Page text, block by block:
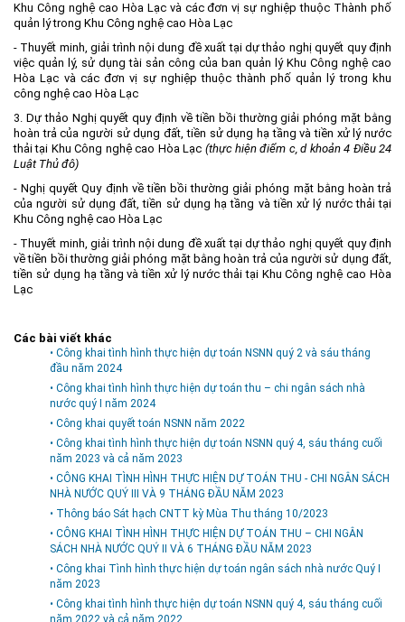
Khu Công nghệ cao Hòa Lạc và các đơn vị sự nghiệp thuộc Thành phố
quản lý trong Khu Công nghệ cao Hòa Lạc
- Thuyết minh, giải trình nội dung đề xuất tại dự thảo nghị quyết quy định
việc quản lý, sử dụng tài sản công của ban quản lý Khu Công nghệ cao
Hòa Lạc và các đơn vị sự nghiệp thuộc thành phố quản lý trong khu
công nghệ cao Hòa Lạc
3. Dự thảo Nghị quyết quy định về tiền bồi thường giải phóng mặt bằng
hoàn trả của người sử dụng đất, tiền sử dụng hạ tầng và tiền xử lý nước
thải tại Khu Công nghệ cao Hòa Lạc (thực hiện điểm c, d khoản 4 Điều 24
Luật Thủ đô)
-Nghị quyết Quy định về tiền bồi thường giải phóng mặt bằng hoàn trả
của người sử dụng đất, tiền sử dụng hạ tầng và tiền xử lý nước thải tại
Khu Công nghệ cao Hòa Lạc
- Thuyết minh, giải trình nội dung đề xuất tại dự thảo nghị quyết quy định
về tiền bồi thường giải phóng mặt bằng hoàn trả của người sử dụng đất,
tiền sử dụng hạ tầng và tiền xử lý nước thải tại Khu Công nghệ cao Hòa
Lạc
Các bài viết khác
• Công khai tình hình thực hiện dự toán NSNN quý 2 và sáu tháng
đầu năm 2024
• Công khai tình hình thực hiện dự toán thu – chi ngân sách nhà
nước quý I năm 2024
• Công khai quyết toán NSNN năm 2022
• Công khai tình hình thực hiện dự toán NSNN quý 4, sáu tháng cuối
năm 2023 và cả năm 2023
• CÔNG KHAI TÌNH HÌNH THỰC HIỆN DỰ TOÁN THU - CHI NGÂN SÁCH
NHÀ NƯỚC QUÝ III VÀ 9 THÁNG ĐẦU NĂM 2023
• Thông báo Sát hạch CNTT kỳ Mùa Thu tháng 10/2023
• CÔNG KHAI TÌNH HÌNH THỰC HIỆN DỰ TOÁN THU – CHI NGÂN
SÁCH NHÀ NƯỚC QUÝ II VÀ 6 THÁNG ĐẦU NĂM 2023
• Công khai Tình hình thực hiện dự toán ngân sách nhà nước Quý I
năm 2023
• Công khai tình hình thực hiện dự toán NSNN quý 4, sáu tháng cuối
năm 2022 và cả năm 2022